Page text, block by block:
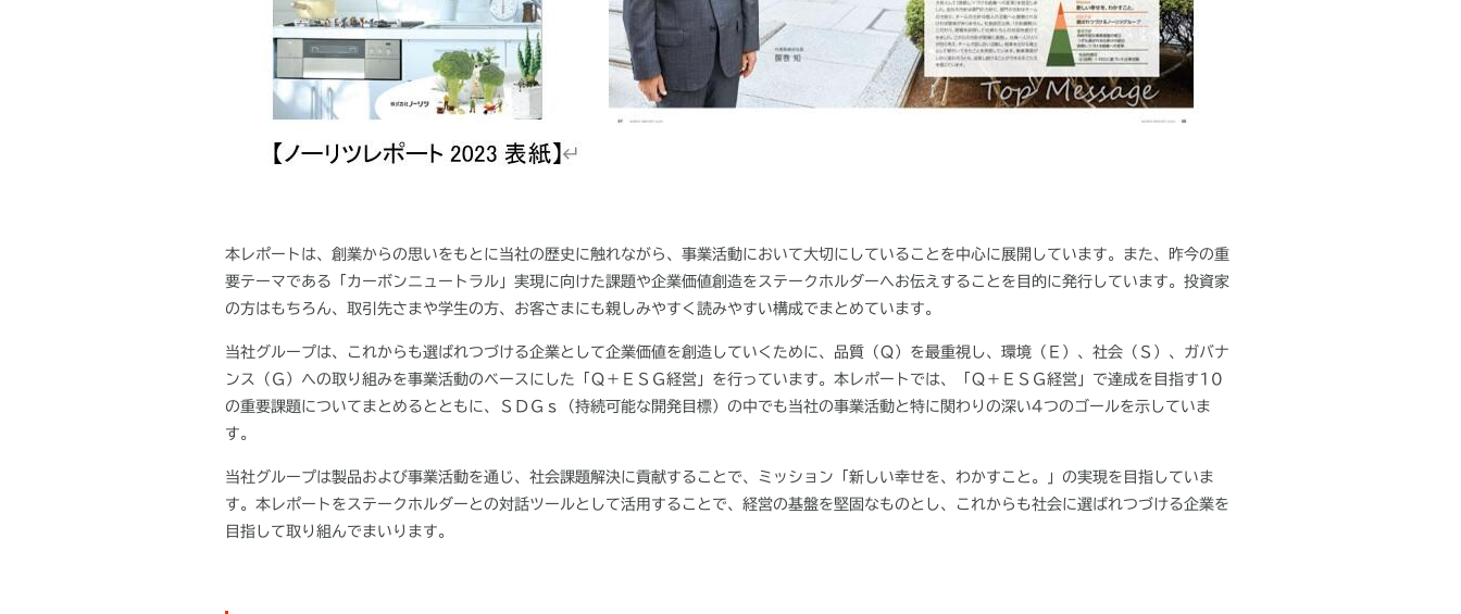
本レポートは、創業からの思いをもとに当社の歴史に触れながら、事業活動において大切にしていることを中心に展開しています。また、昨今の重
要テーマである「カーボンニュートラル」実現に向けた課題や企業価値創造をステークホルダーへお伝えすることを目的に発行しています。投資家
の方はもちろん、取引先さまや学生の方、お客さまにも親しみやすく読みやすい構成でまとめています。
当社グループは、これからも選ばれつづける企業として企業価値を創造していくために、品質（Ｑ）を最重視し、環境（Ｅ）、社会（Ｓ）、ガバナ
ンス（Ｇ）への取り組みを事業活動のベースにした「Ｑ＋ＥＳＧ経営」を行っています。本レポートでは、「Ｑ＋ＥＳＧ経営」で達成を目指す 10
の重要課題についてまとめるとともに、ＳＤＧｓ（持続可能な開発目標）の中でも当社の事業活動と特に関わりの深い4つのゴールを示していま
す。
当社グループは製品および事業活動を通じ、社会課題解決に貢献することで、ミッション「新しい幸せを、わかすこと。」の実現を目指していま
す。本レポートをステークホルダーとの対話ツールとして活用することで、経営の基盤を堅固なものとし、これからも社会に選ばれつづける企業を
目指して取り組んでまいります。